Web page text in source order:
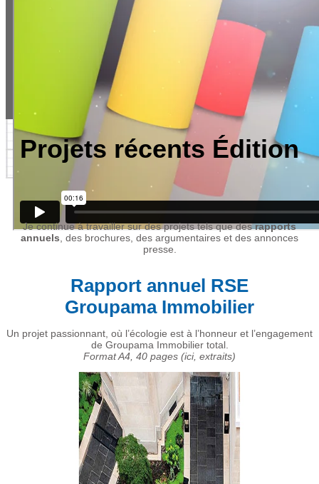
Projets récents Édition
Je continue à travailler sur des projets tels que desrapports
annuels , des brochures, des argumentaires et des annonces
presse.
Rapport annuel RSE
Groupama Immobilier
Un projet passionnant, où l’écologie est à l’honneur et l’engagement
de Groupama Immobilier total.
Format A4, 40 pages (ici, extraits)